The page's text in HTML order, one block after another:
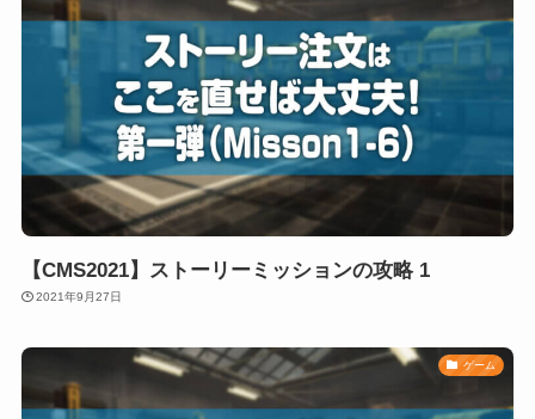
【CMS2021】ストーリーミッションの攻略 1
2021年9月27日
ゲーム